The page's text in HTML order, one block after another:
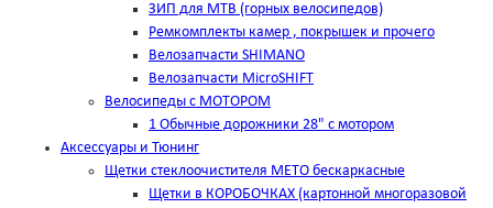
ЗИП для MTB (горных велосипедов)
Ремкомплекты камер , покрышек и прочего
Велозапчасти SHIMANO
Велозапчасти MicroSHIFT
Велосипеды с МОТОРОМ
1 Обычные дорожники 28" с мотором
Аксессуары и Тюнинг
Щетки стеклоочистителя METO бескаркасные
Щетки в КОРОБОЧКАХ (картонной многоразовой